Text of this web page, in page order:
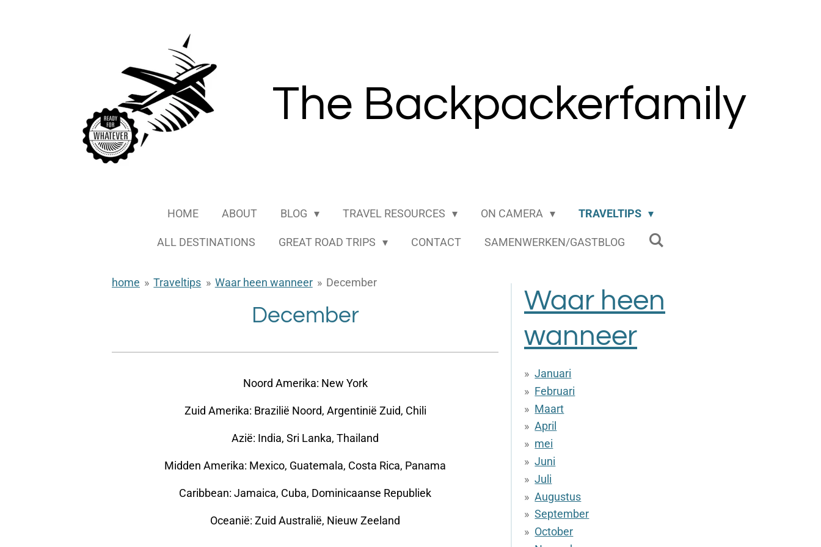
The Backpackerfamily
HOME ABOUT BLOG TRAVEL RESOURCES ON CAMERA TRAVELTIPS
ALL DESTINATIONS GREAT ROAD TRIPS CONTACT SAMENWERKEN/GASTBLOG
home » Traveltips » Waar heen wanneer » December
December
Noord Amerika: New York
Zuid Amerika: Brazilië Noord, Argentinië Zuid, Chili
Azië: India, Sri Lanka, Thailand
Midden Amerika: Mexico, Guatemala, Costa Rica, Panama
Caribbean: Jamaica, Cuba, Dominicaanse Republiek
Oceanië: Zuid Australië, Nieuw Zeeland
Waar heen
wanneer
Januari
Februari
Maart
April
mei
Juni
Juli
Augustus
September
October